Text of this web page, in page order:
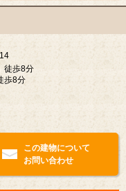
徒歩8分
歩8分
この建物について
お問い合わせ